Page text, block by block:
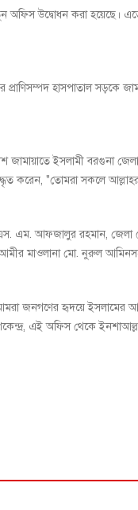
অফিস উদ্বোধন করা
হাসপাতাল সড়কে
জামায়াতে ইসলামী বরগুনা
"তোমরা সকলে আল্লাহর
এম. আফজালুর রহমান, জেলা
মাওলানা মো. নুরুল
জনগণের হৃদয়ে ইসলামের
এই অফিস থেকে